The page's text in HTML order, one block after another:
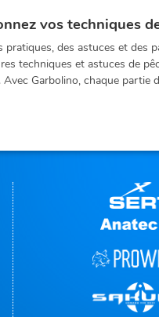
vos techniques
pratiques, des astuces et des
techniques et astuces de
. Avec Garbolino, chaque partie